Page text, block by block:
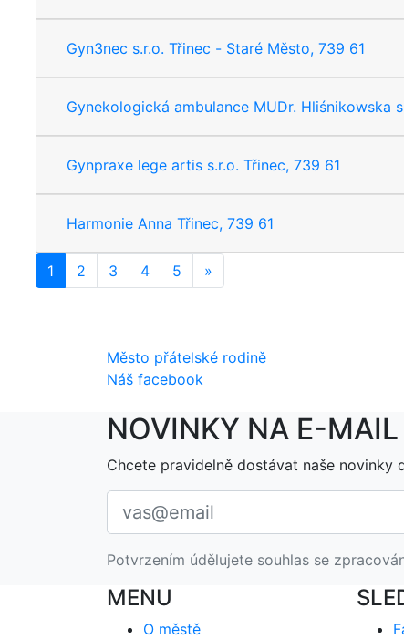
Gyn3nec s.r.o. Třinec - Staré Město, 739 61
Gynekologická ambulance MUDr. Hliśnikowska
Gynpraxe lege artis s.r.o. Třinec, 739 61
Harmonie Anna Třinec, 739 61
1 2 3 4 5 »
Město přátelské rodině
Náš facebook
NOVINKY NA E-MAIL
Chcete pravidelně dostávat naše novinky
Potvrzením údělujete souhlas se
MENU
O městě